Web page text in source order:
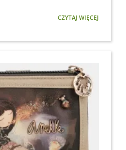
CZYTAJ WIĘCEJ